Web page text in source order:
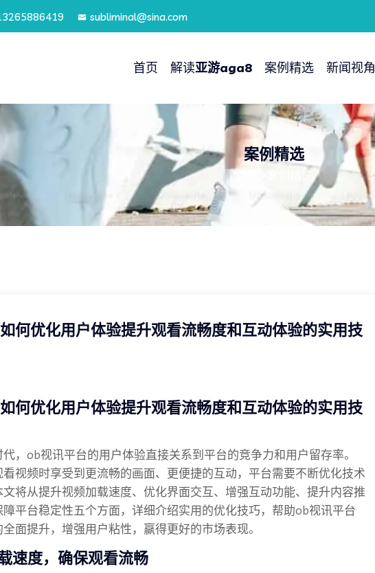
subliminal@sina.com
首页 解读亚游aga8 案例精选 新闻视角
案例精选
案例精选
何优化用户体验提升观看流畅度和互动体验的实用技
何优化用户体验提升观看流畅度和互动体验的实用技
，ob视讯平台的用户体验直接关系到平台的竞争力和用户留存率。
视频时享受到更流畅的画面、更便捷的互动，平台需要不断优化技术
将从提升视频加载速度、优化界面交互、增强互动功能、提升内容推
平台稳定性五个方面，详细介绍实用的优化技巧，帮助ob视讯平台
面提升，增强用户粘性，赢得更好的市场表现。
速度，确保观看流畅